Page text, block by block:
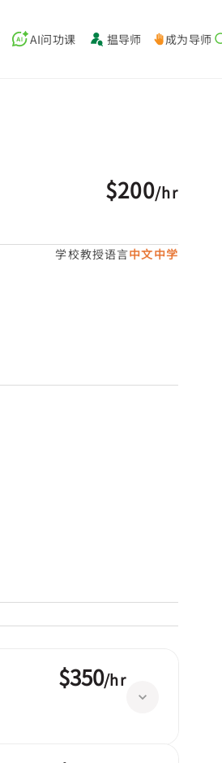
AI问功课 揾导师 成为导师
$200/hr
学校教授语言中文中学
$350/hr